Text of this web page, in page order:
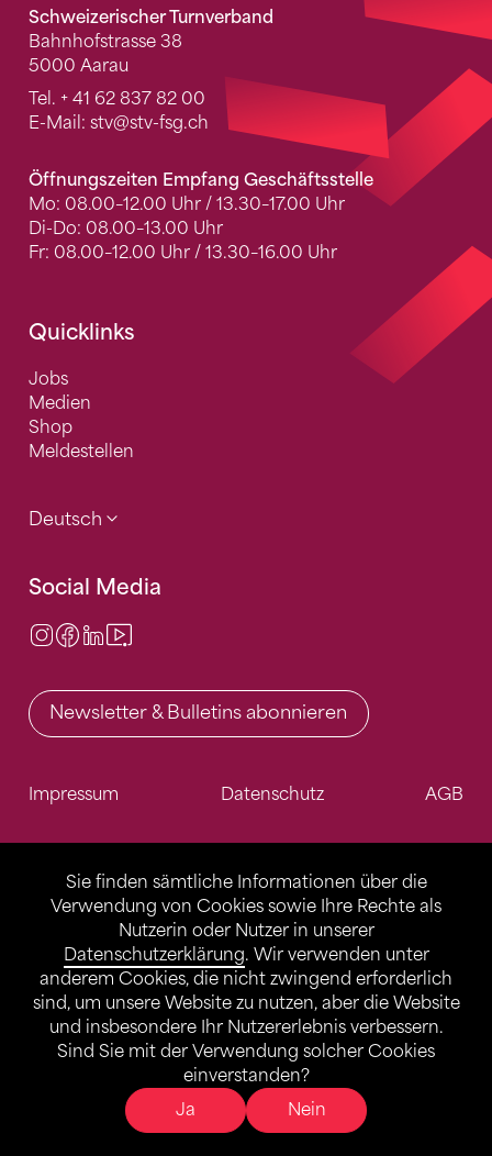
Sie finden sämtliche Informationen über die
Verwendung von Cookies sowie Ihre Rechte als
Nutzerin oder Nutzer in unserer
Datenschutzerklärung. Wir verwenden unter
anderem Cookies, die nicht zwingend erforderlich
sind, um unsere Website zu nutzen, aber die Website
und insbesondere Ihr Nutzererlebnis verbessern.
Sind Sie mit der Verwendung solcher Cookies
einverstanden?
Ja
Nein
Schweizerischer Turnverband
Bahnhofstrasse 38
5000 Aarau
Tel. + 41 62 837 82 00
E-Mail: stv@stv-fsg.ch
Öffnungszeiten Empfang Geschäftsstelle
Mo: 08.00–12.00 Uhr / 13.30–17.00 Uhr
Di-Do: 08.00–13.00 Uhr
Fr: 08.00–12.00 Uhr / 13.30–16.00 Uhr
Quicklinks
Jobs
Medien
Shop
Meldestellen
Deutsch
Social Media
Instagram
Facebook
LinkedIn
Newsletter & Bulletins abonnieren
Impressum Datenschutz AGB